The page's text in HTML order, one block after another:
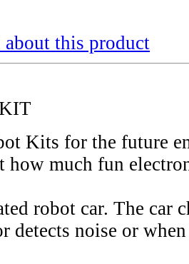
about this product
Kits for the future
much fun
robot car. The car
detects noise or